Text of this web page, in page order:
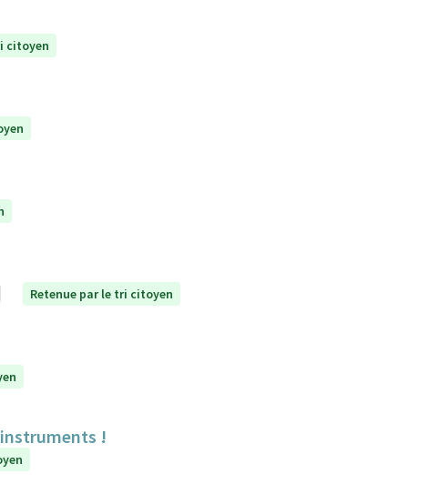
citoyen
Retenue par le tri citoyen
!